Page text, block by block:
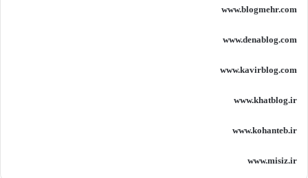
www.blogmehr.com
www.denablog.com
www.kavirblog.com
www.khatblog.ir
www.kohanteb.ir
www.misiz.ir